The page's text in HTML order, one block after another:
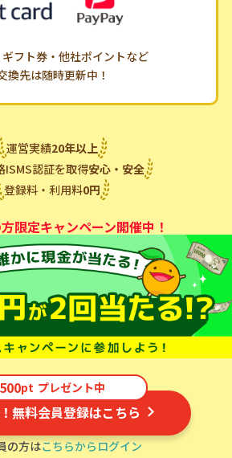
フト券・他社ポイントなど
換先は随時更新中！
運営実績20年以上
ISMS認証を取得安心・安全
登録料・利用料0円
限定キャンペーン開催中！
500pt プレゼント中
無料会員登録はこちら
の方はこちらからログイン